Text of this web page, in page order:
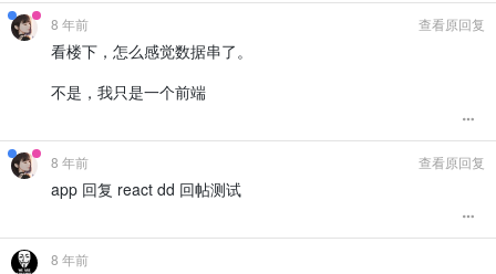
8 年前 查看原回复
看楼下，怎么感觉数据串了。
不是，我只是一个前端
8 年前 查看原回复
app 回复 react dd 回帖测试
8 年前